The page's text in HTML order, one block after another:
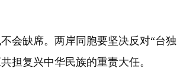
缺席。两岸同胞要坚决反对“台
担复兴中华民族的重责大任。